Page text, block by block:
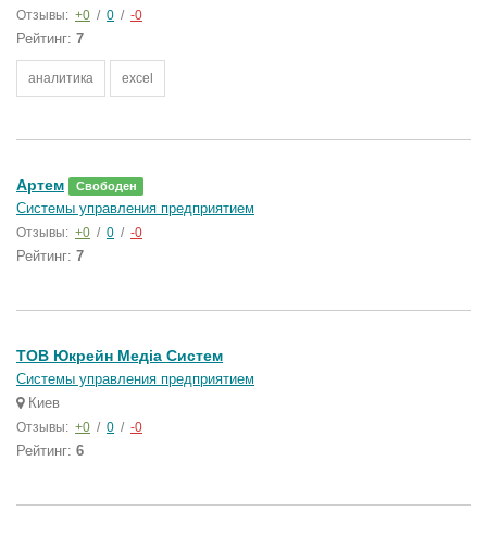
Отзывы: +0 / 0 / -0
Рейтинг: 7
аналитика excel
Артем Свободен
Системы управления предприятием
Отзывы: +0 / 0 / -0
Рейтинг: 7
ТОВ Юкрейн Медіа Систем
Системы управления предприятием
Киев
Отзывы: +0 / 0 / -0
Рейтинг: 6